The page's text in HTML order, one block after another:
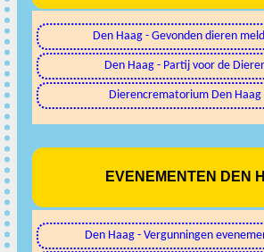
Den Haag - Gevonden dieren
Den Haag - Partij voor de
Dierencrematorium Den Haag
EVENEMENTEN DEN
Den Haag - Vergunningen